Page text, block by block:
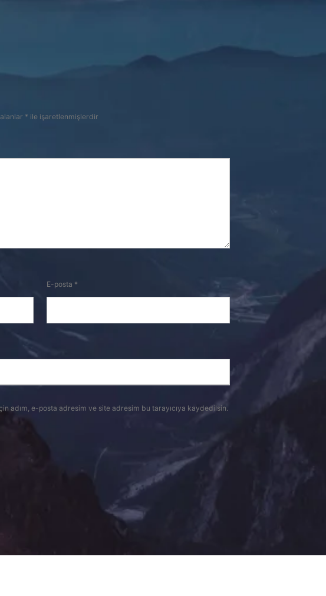
* ile işaretlenmişlerdir
E-posta *
adım, e-posta adresim ve site adresim bu tarayıcıya kaydedilsin.